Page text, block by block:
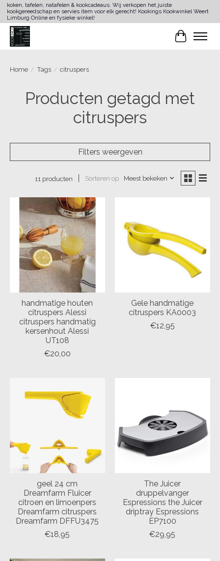
koken, tafelen, natafelen & kookcadeaus. Wij verkopen het juiste
kookgereedschap en servies item voor elk gerecht! Kookings Kookwinkel Weert
Limburg Online en fysieke winkel!
Home / Tags / citruspers
Producten getagd met
citruspers
Filters weergeven
11 producten Sorteren op Meest bekeken
handmatige houten
citruspers Alessi
citruspers handmatig
kersenhout Alessi
UT108
€20,00
Gele handmatige
citruspers KA0003
€12,95
geel 24 cm
Dreamfarm Fluicer
citroen en limoenpers
Dreamfarm citruspers
Dreamfarm DFFU3475
€18,95
The Juicer
druppelvanger
Espressions the Juicer
driptray Espressions
EP7100
€29,95